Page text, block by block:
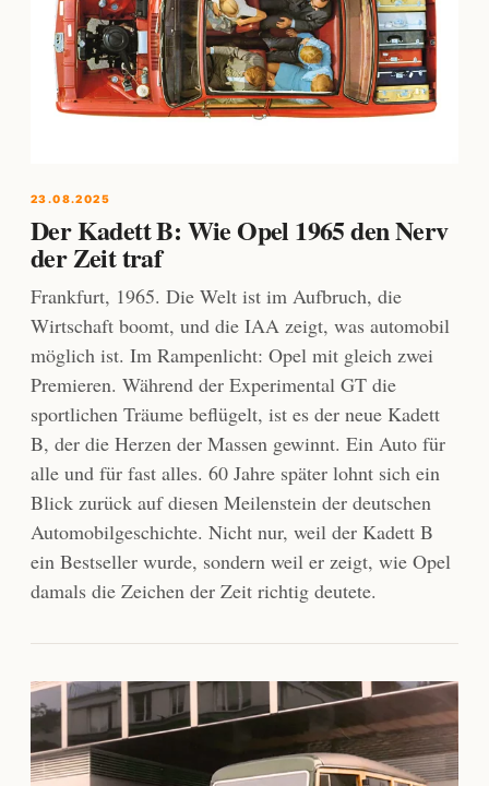
23.08.2025
Der Kadett B: Wie Opel 1965 den Nerv
der Zeit traf
Frankfurt, 1965. Die Welt ist im Aufbruch, die
Wirtschaft boomt, und die IAA zeigt, was automobil
möglich ist. Im Rampenlicht: Opel mit gleich zwei
Premieren. Während der Experimental GT die
sportlichen Träume beflügelt, ist es der neue Kadett
B, der die Herzen der Massen gewinnt. Ein Auto für
alle und für fast alles. 60 Jahre später lohnt sich ein
Blick zurück auf diesen Meilenstein der deutschen
Automobilgeschichte. Nicht nur, weil der Kadett B
ein Bestseller wurde, sondern weil er zeigt, wie Opel
damals die Zeichen der Zeit richtig deutete.